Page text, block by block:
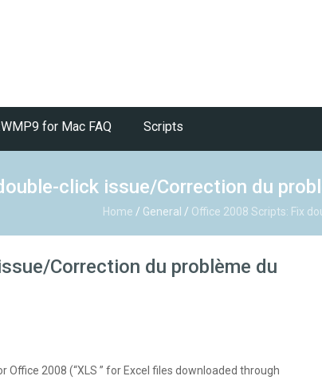
for Mac FAQ Scripts
click issue/Correction du
Home / General / Office 2008 Scripts: Fix
Correction du problème du
2008 (“XLS ” for Excel files downloaded through